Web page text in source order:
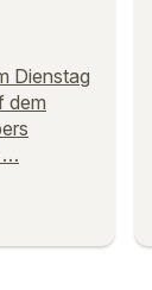
Dienstag
dem
…